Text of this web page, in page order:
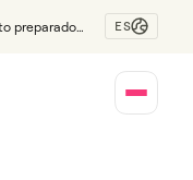
preparado
ES